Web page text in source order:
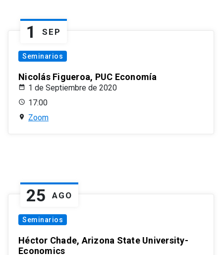
1 SEP
Seminarios
Nicolás Figueroa, PUC Economía
1 de Septiembre de 2020
17:00
Zoom
25 AGO
Seminarios
Héctor Chade, Arizona State University-
Economics